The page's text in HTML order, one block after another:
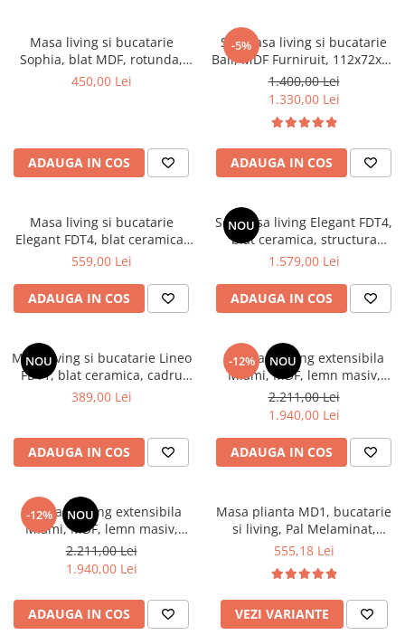
Portmantouri
Pantofare
Suport pentru umerase
Etajere
Mobilier gradinita
Mese gradinita
Scaune gradinita
Set mese si scaune gradinita
Mobilier copii
Mobila camera copii
Scaune birou pentru copii
Saltele patuturi copii
Masa si scaune gradinita
Seturi comode living si dormitor
Masa living si bucatarie
Sophia, blat MDF, rotunda,
structura lemn masiv, 4
450,00 Lei
ADAUGA IN COS
-5%
Set masa living si bucatarie
Bali, MDF Furniruit, 112x72x74
cm si 4 scaune Vienna, lemn
masiv, tapiterie stofa, 100 kg,
nuc
1.400,00 Lei
1.330,00 Lei
ADAUGA IN COS
Masa living si bucatarie
Elegant FDT4, blat ceramica,
cadru metalic, 6 persoane,
559,00 Lei
ADAUGA IN COS
NOU
Set masa living Elegant FDT4,
blat ceramica, structura
metalica, 140x80x75 cm,
FDC4, tapiterie catifea, 90 kg,
gri
1.579,00 Lei
ADAUGA IN COS
NOU
Masa living si bucatarie Lineo
FDT1, blat ceramica, cadru
metalic, 6 persoane,
389,00 Lei
ADAUGA IN COS
-12% NOU
Set masa living extensibila
Miami, MDF, lemn masiv,
120/150 x 80 x 73.8 cm si 6
scaune Vienna, tapitat stofa,
94x49x40 cm, nuc/maro
2.211,00 Lei
1.940,00 Lei
ADAUGA IN COS
-12% NOU
Set masa living extensibila
Miami, MDF, lemn masiv,
120/150 x 80 x 73.8 cm si 6
scaune Vienna, tapitat stofa,
94x49x40 cm, alb/gri
2.211,00 Lei
1.940,00 Lei
ADAUGA IN COS
Masa plianta MD1, bucatarie
si living, Pal Melaminat,
colturi rotunjite, 6 persoane,
555,18 Lei
VEZI VARIANTE